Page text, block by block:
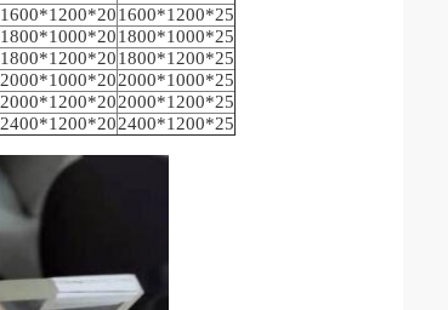
1600*1200*201600*1200*25
1800*1000*201800*1000*25
1800*1200*201800*1200*25
2000*1000*202000*1000*25
2000*1200*202000*1200*25
2400*1200*202400*1200*25